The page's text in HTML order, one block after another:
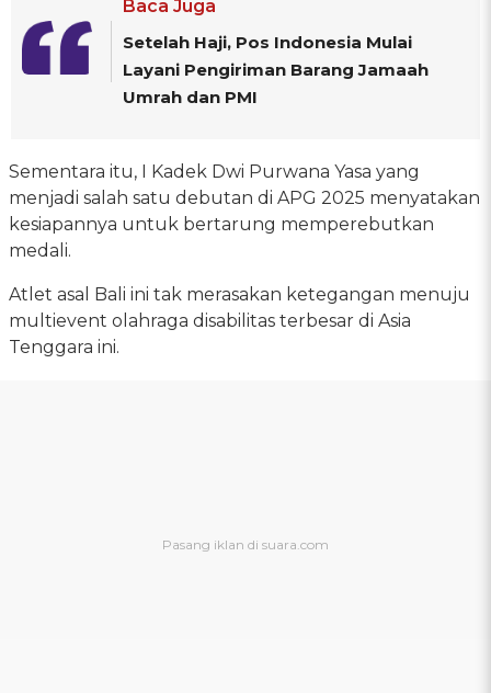
Baca Juga
Setelah Haji, Pos Indonesia Mulai
Layani Pengiriman Barang Jamaah
Umrah dan PMI
Sementara itu, I Kadek Dwi Purwana Yasa yang
menjadi salah satu debutan di APG 2025 menyatakan
kesiapannya untuk bertarung memperebutkan
medali.
Atlet asal Bali ini tak merasakan ketegangan menuju
multievent olahraga disabilitas terbesar di Asia
Tenggara ini.